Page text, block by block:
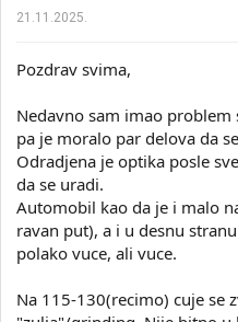
:
21.11.2025.
Pozdrav svima,
Nedavno sam imao
pa je moralo par delova da
Odradjena je optika posle
da se uradi.
Automobil kao da je i malo
ravan put), a i u desnu
polako vuce, ali vuce.
Na 115-130(recimo) cuje se